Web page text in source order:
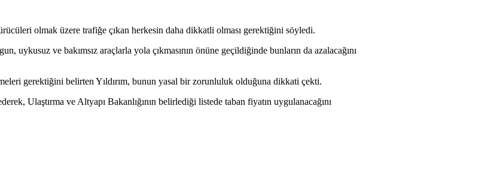
olmak üzere trafiğe çıkan herkesin daha dikkatli olması gerektiğini söyledi.
uykusuz ve bakımsız araçlarla yola çıkmasının önüne geçildiğinde bunların da azalacağını
gerektiğini belirten Yıldırım, bunun yasal bir zorunluluk olduğuna dikkati çekti.
Ulaştırma ve Altyapı Bakanlığının belirlediği listede taban fiyatın uygulanacağını